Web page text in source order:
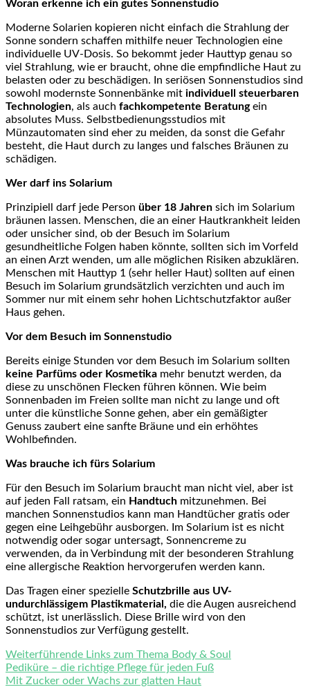
Woran erkenne ich ein gutes Sonnenstudio
Moderne Solarien kopieren nicht einfach die Strahlung der
Sonne sondern schaffen mithilfe neuer Technologien eine
individuelle UV-Dosis. So bekommt jeder Hauttyp genau so
viel Strahlung, wie er braucht, ohne die empfindliche Haut zu
belasten oder zu beschädigen. In seriösen Sonnenstudios sind
sowohl modernste Sonnenbänke mit individuell steuerbaren
Technologien, als auch fachkompetente Beratungein
absolutes Muss. Selbstbedienungsstudios mit
Münzautomaten sind eher zu meiden, da sonst die Gefahr
besteht, die Haut durch zu langes und falsches Bräunen zu
schädigen.
Wer darf ins Solarium
Prinzipiell darf jede Person über 18 Jahren sich im Solarium
bräunen lassen. Menschen, die an einer Hautkrankheit leiden
oder unsicher sind, ob der Besuch im Solarium
gesundheitliche Folgen haben könnte, sollten sich im Vorfeld
an einen Arzt wenden, um alle möglichen Risiken abzuklären.
Menschen mit Hauttyp 1 (sehr heller Haut) sollten auf einen
Besuch im Solarium grundsätzlich verzichten und auch im
Sommer nur mit einem sehr hohen Lichtschutzfaktor außer
Haus gehen.
Vor dem Besuch im Sonnenstudio
Bereits einige Stunden vor dem Besuch im Solarium sollten
keine Parfüms oder Kosmetika mehr benutzt werden, da
diese zu unschönen Flecken führen können. Wie beim
Sonnenbaden im Freien sollte man nicht zu lange und oft
unter die künstliche Sonne gehen, aber ein gemäßigter
Genuss zaubert eine sanfte Bräune und ein erhöhtes
Wohlbefinden.
Was brauche ich fürs Solarium
Für den Besuch im Solarium braucht man nicht viel, aber ist
auf jeden Fall ratsam, ein Handtuch mitzunehmen. Bei
manchen Sonnenstudios kann man Handtücher gratis oder
gegen eine Leihgebühr ausborgen. Im Solarium ist es nicht
notwendig oder sogar untersagt, Sonnencreme zu
verwenden, da in Verbindung mit der besonderen Strahlung
eine allergische Reaktion hervorgerufen werden kann.
Das Tragen einer spezielle Schutzbrille aus UV-
undurchlässigem Plastikmaterial, die die Augen ausreichend
schützt, ist unerlässlich. Diese Brille wird von den
Sonnenstudios zur Verfügung gestellt.
Weiterführende Links zum Thema Body & Soul
Pediküre – die richtige Pflege für jeden Fuß
Mit Zucker oder Wachs zur glatten Haut